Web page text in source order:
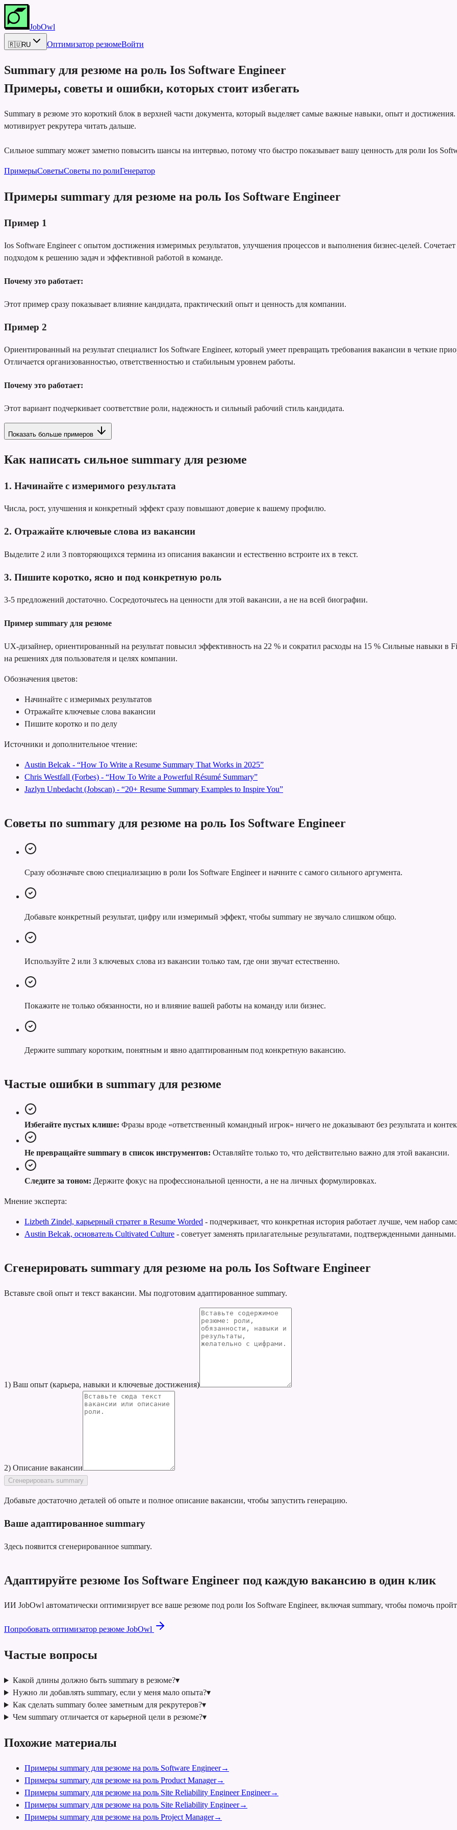
JobOwl
🇷🇺RU Оптимизатор резюмеВойти
Summary для резюме на роль Ios Software Engineer
Примеры, советы и ошибки, которых стоит избегать
Summary в резюме это короткий блок в верхней части документа, который выделяет самые важные навыки, опыт и
мотивирует рекрутера читать дальше.
Сильное summary может заметно повысить шансы на интервью, потому что быстро показывает вашу ценность для роли Ios
ПримерыСоветыСоветы по ролиГенератор
Примеры summary для резюме на роль Ios Software Engineer
Пример 1
Ios Software Engineer с опытом достижения измеримых результатов, улучшения процессов и выполнения бизнес-целей.
подходом к решению задач и эффективной работой в команде.
Почему это работает:
Этот пример сразу показывает влияние кандидата, практический опыт и ценность для компании.
Пример 2
Ориентированный на результат специалист Ios Software Engineer, который умеет превращать требования вакансии в четкие
Отличается организованностью, ответственностью и стабильным уровнем работы.
Почему это работает:
Этот вариант подчеркивает соответствие роли, надежность и сильный рабочий стиль кандидата.
Показать больше примеров
Как написать сильное summary для резюме
1. Начинайте с измеримого результата
Числа, рост, улучшения и конкретный эффект сразу повышают доверие к вашему профилю.
2. Отражайте ключевые слова из вакансии
Выделите 2 или 3 повторяющихся термина из описания вакансии и естественно встроите их в текст.
3. Пишите коротко, ясно и под конкретную роль
3-5 предложений достаточно. Сосредоточьтесь на ценности для этой вакансии, а не на всей биографии.
Пример summary для резюме
UX-дизайнер, ориентированный на результат повысил эффективность на 22 % и сократил расходы на 15 % Сильные навыки в
на решениях для пользователя и целях компании.
Обозначения цветов:
Начинайте с измеримых результатов
Отражайте ключевые слова вакансии
Пишите коротко и по делу
Источники и дополнительное чтение:
Austin Belcak - “How To Write a Resume Summary That Works in 2025”
Chris Westfall (Forbes) - “How To Write a Powerful Résumé Summary”
Jazlyn Unbedacht (Jobscan) - “20+ Resume Summary Examples to Inspire You”
Советы по summary для резюме на роль Ios Software Engineer
Сразу обозначьте свою специализацию в роли Ios Software Engineer и начните с самого сильного аргумента.
Добавьте конкретный результат, цифру или измеримый эффект, чтобы summary не звучало слишком общо.
Используйте 2 или 3 ключевых слова из вакансии только там, где они звучат естественно.
Покажите не только обязанности, но и влияние вашей работы на команду или бизнес.
Держите summary коротким, понятным и явно адаптированным под конкретную вакансию.
Частые ошибки в summary для резюме
Избегайте пустых клише: Фразы вроде «ответственный командный игрок» ничего не доказывают без результата и
Не превращайте summary в список инструментов: Оставляйте только то, что действительно важно для этой вакансии.
Следите за тоном: Держите фокус на профессиональной ценности, а не на личных формулировках.
Мнение эксперта:
Lizbeth Zindel, карьерный стратег в Resume Worded - подчеркивает, что конкретная история работает лучше, чем набор
Austin Belcak, основатель Cultivated Culture - советует заменять прилагательные результатами, подтвержденными данными.
Сгенерировать summary для резюме на роль Ios Software Engineer
Вставьте свой опыт и текст вакансии. Мы подготовим адаптированное summary.
1) Ваш опыт (карьера, навыки и ключевые достижения)
2) Описание вакансии
Сгенерировать summary
Добавьте достаточно деталей об опыте и полное описание вакансии, чтобы запустить генерацию.
Ваше адаптированное summary
Здесь появится сгенерированное summary.
Адаптируйте резюме Ios Software Engineer под каждую вакансию в один клик
ИИ JobOwl автоматически оптимизирует все ваше резюме под роли Ios Software Engineer, включая summary, чтобы помочь
Попробовать оптимизатор резюме JobOwl
Частые вопросы
Какой длины должно быть summary в резюме?▾
Нужно ли добавлять summary, если у меня мало опыта?▾
Как сделать summary более заметным для рекрутеров?▾
Чем summary отличается от карьерной цели в резюме?▾
Похожие материалы
Примеры summary для резюме на роль Software Engineer→
Примеры summary для резюме на роль Product Manager→
Примеры summary для резюме на роль Site Reliability Engineer Engineer→
Примеры summary для резюме на роль Site Reliability Engineer→
Примеры summary для резюме на роль Project Manager→